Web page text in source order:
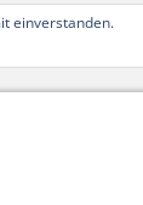
einverstanden.